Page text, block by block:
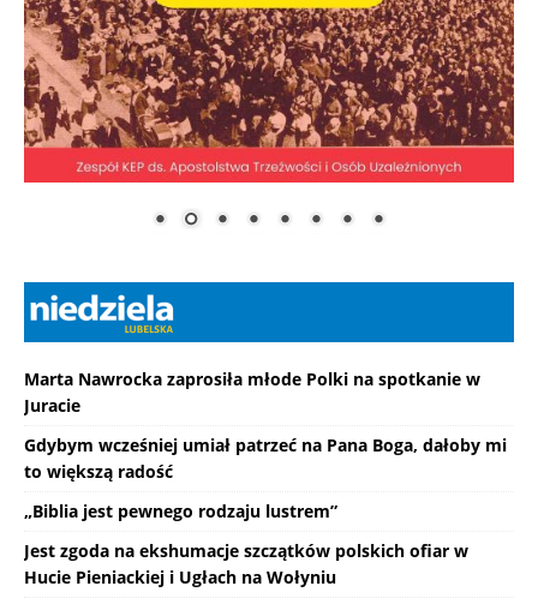
Marta Nawrocka zaprosiła młode Polki na spotkanie w
Juracie
Gdybym wcześniej umiał patrzeć na Pana Boga, dałoby mi
to większą radość
„Biblia jest pewnego rodzaju lustrem”
Jest zgoda na ekshumacje szczątków polskich ofiar w
Hucie Pieniackiej i Ugłach na Wołyniu